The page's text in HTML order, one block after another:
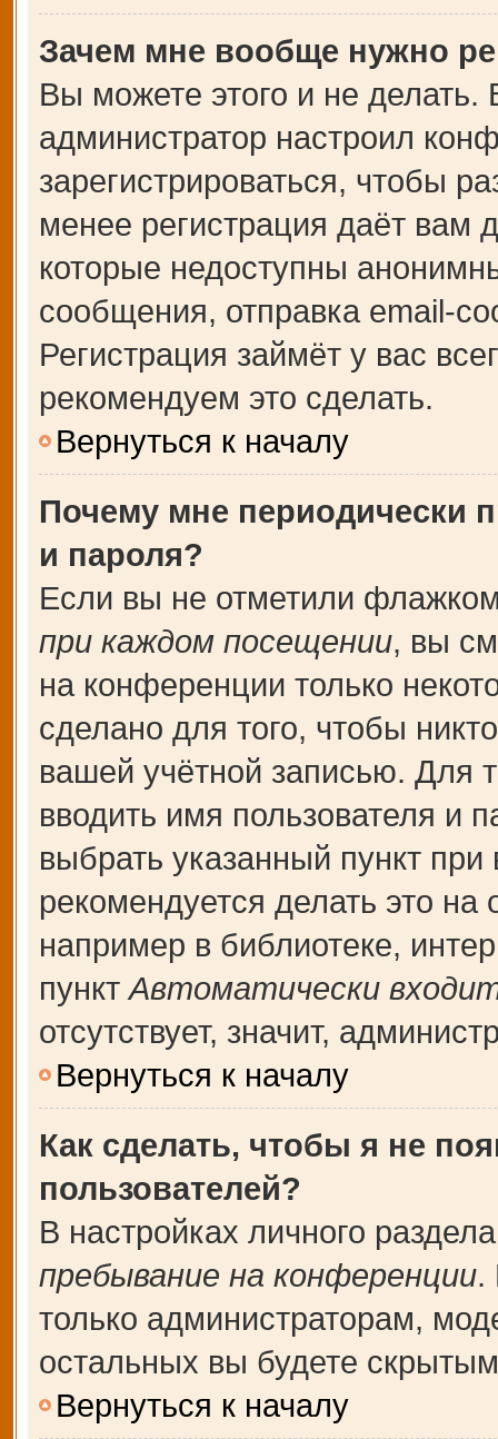
Зачем мне вообще нужно
Вы можете этого и не делать.
администратор настроил
зарегистрироваться, чтобы
менее регистрация даёт вам
которые недоступны
сообщения, отправка email-
Регистрация займёт у вас
рекомендуем это сделать.
Вернуться к началу
Почему мне периодически
и пароля?
Если вы не отметили
при каждом посещении, вы
на конференции только
сделано для того, чтобы
вашей учётной записью. Для
вводить имя пользователя и
выбрать указанный пункт
рекомендуется делать это
например в библиотеке,
пунктАвтоматически
отсутствует, значит,
Вернуться к началу
Как сделать, чтобы я не
пользователей?
В настройках личного
пребывание на конференции.
только администраторам,
остальных вы будете
Вернуться к началу